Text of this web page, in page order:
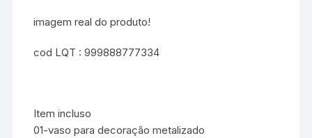
imagem real do produto!
cod LQT : 999888777334
Item incluso
01-vaso para decoração metalizado